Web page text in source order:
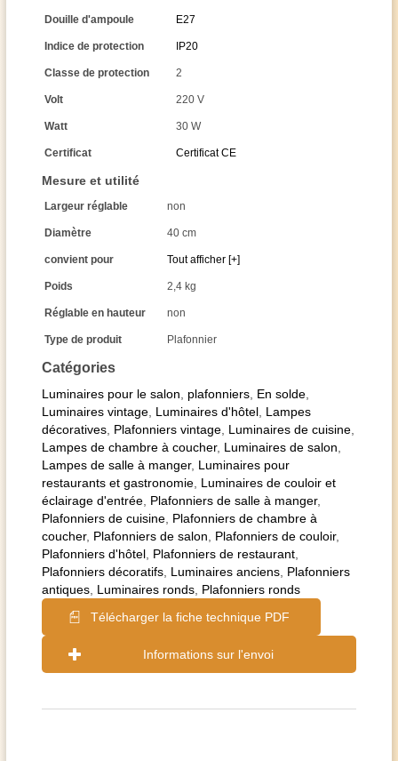
Catégories
Luminaires pour le salon plafonniers En solde
Luminaires vintage Luminaires d'hôtel Lampes
décoratives Plafonniers vintage Luminaires de cuisine
Lampes de chambre à coucher, Luminaires de salon
Lampes de salle à manger, Luminaires pour
restaurants et gastronomie Luminaires de couloir et
éclairage d'entrée Plafonniers de salle à manger,
Plafonniers de cuisine Plafonniers de chambre à
coucher, Plafonniers de salon Plafonniers de couloir,
Plafonniers d'hôtel Plafonniers de restaurant
Plafonniers décoratifs Luminaires anciens Plafonniers
antiques Luminaires ronds Plafonniers ronds
Télécharger la fiche technique PDF
Informations sur l'envoi
Douille d'ampoule E27
Indice de protection IP20
Classe de protection 2
Volt 220 V
Watt 30 W
Certificat Certificat CE
Mesure et utilité
Largeur réglable non
Diamètre 40 cm
convient pour Tout afficher [+]
Poids 2,4 kg
Réglable en hauteur non
Type de produit Plafonnier